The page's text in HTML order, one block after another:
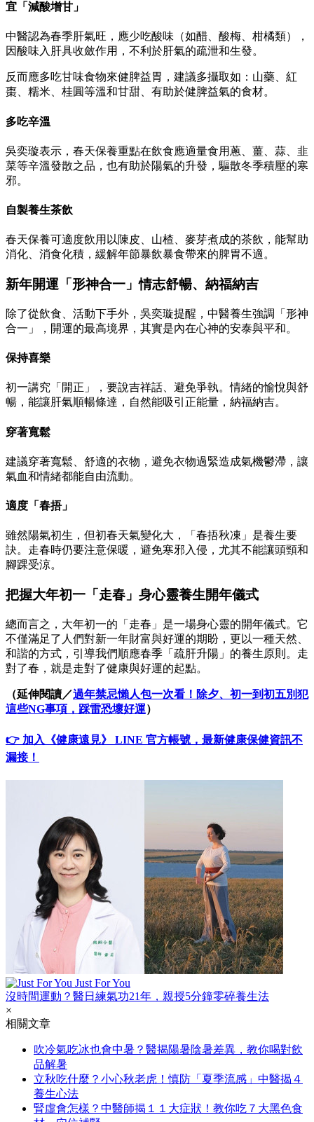
宜「減酸增甘」
中醫認為春季肝氣旺，應少吃酸味（如醋、酸梅、柑橘類），
因酸味入肝具收斂作用，不利於肝氣的疏泄和生發。
反而應多吃甘味食物來健脾益胃，建議多攝取如：山藥、紅
棗、糯米、桂圓等溫和甘甜、有助於健脾益氣的食材。
多吃辛溫
吳奕璇表示，春天保養重點在飲食應適量食用蔥、薑、蒜、韭
菜等辛溫發散之品，也有助於陽氣的升發，驅散冬季積壓的寒
邪。
自製養生茶飲
春天保養可適度飲用以陳皮、山楂、麥芽煮成的茶飲，能幫助
消化、消食化積，緩解年節暴飲暴食帶來的脾胃不適。
新年開運「形神合一」情志舒暢、納福納吉
除了從飲食、活動下手外，吳奕璇提醒，中醫養生強調「形神
合一」，開運的最高境界，其實是內在心神的安泰與平和。
保持喜樂
初一講究「開正」，要說吉祥話、避免爭執。情緒的愉悅與舒
暢，能讓肝氣順暢條達，自然能吸引正能量，納福納吉。
穿著寬鬆
建議穿著寬鬆、舒適的衣物，避免衣物過緊造成氣機鬱滯，讓
氣血和情緒都能自由流動。
適度「春捂」
雖然陽氣初生，但初春天氣變化大，「春捂秋凍」是養生要
訣。走春時仍要注意保暖，避免寒邪入侵，尤其不能讓頭頸和
腳踝受涼。
把握大年初一「走春」身心靈養生開年儀式
總而言之，大年初一的「走春」是一場身心靈的開年儀式。它
不僅滿足了人們對新一年財富與好運的期盼，更以一種天然、
和諧的方式，引導我們順應春季「疏肝升陽」的養生原則。走
對了春，就是走對了健康與好運的起點。
（延伸閱讀／過年禁忌懶人包一次看！除夕、初一到初五別犯
這些NG事項，踩雷恐壞好運）
👉 加入《健康遠見》 LINE 官方帳號，最新健康保健資訊不
漏接！
Just For You
沒時間運動？醫日練氣功21年，親授5分鐘零碎養生法
×
相關文章
吹冷氣吃冰也會中暑？醫揭陽暑陰暑差異，教你喝對飲
品解暑
立秋吃什麼？小心秋老虎！慎防「夏季流感」中醫揭４
養生心法
腎虛會怎樣？中醫師揭１１大症狀！教你吃７大黑色食